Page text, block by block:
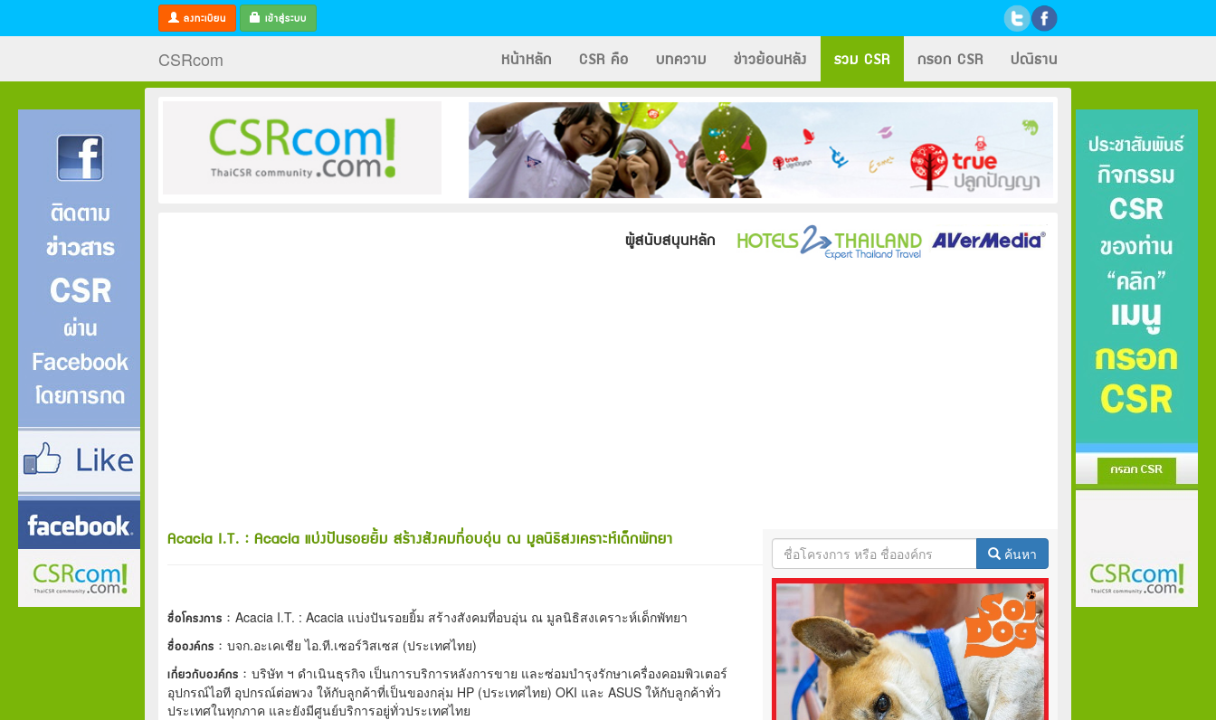
ลงทะเบียน เข้าสู่ระบบ
CSRcom หน้าหลัก CSR คือ บทความ ข่าวย้อนหลัง รวม CSR กรอก CSR ปณิธาน
ผู้สนับสนุนหลัก
Acacia I.T. : Acacia แบ่งปันรอยยิ้ม สร้างสังคมที่อบอุ่น ณ มูลนิธิสงเคราะห์เด็กพัทยา
ชื่อโครงการ : Acacia I.T. : Acacia แบ่งปันรอยยิ้ม สร้างสังคมที่อบอุ่น ณ มูลนิธิสงเคราะห์เด็กพัทยา
ชื่อองค์กร : บจก.อะเคเชีย ไอ.ที.เซอร์วิสเซส (ประเทศไทย)
เกี่ยวกับองค์กร : บริษัท ฯ ดำเนินธุรกิจ เป็นการบริการหลังการขาย และซ่อมบำรุงรักษาเครื่องคอมพิวเตอร์
อุปกรณ์ไอที อุปกรณ์ต่อพวง ให้กับลูกค้าที่เป็นของกลุ่ม HP (ประเทศไทย) OKI และ ASUS ให้กับลูกค้าทั่ว
ประเทศในทุกภาค และยังมีศูนย์บริการอยู่ทั่วประเทศไทย
ค้นหา